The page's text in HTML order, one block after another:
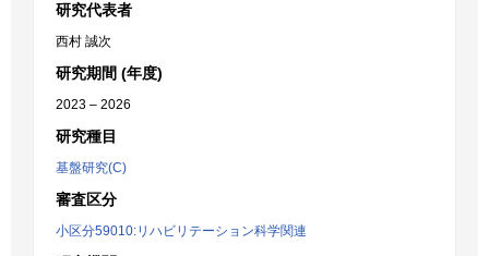
研究代表者
西村 誠次
研究期間 (年度)
2023 – 2026
研究種目
基盤研究(C)
審査区分
小区分59010:リハビリテーション科学関連